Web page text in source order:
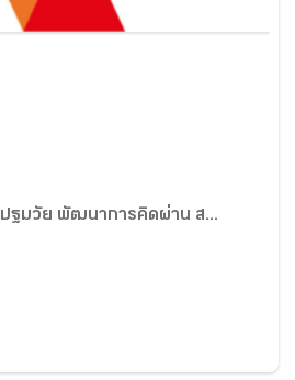
ปฐมวัย พัฒนาการคิดผ่าน ส...